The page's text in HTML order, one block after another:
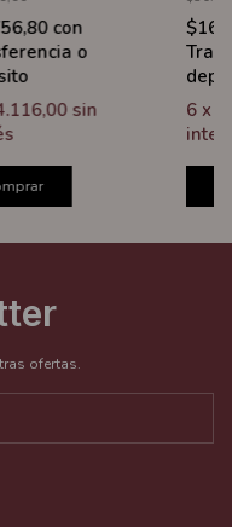
con
o
sin
6 x
ofertas.